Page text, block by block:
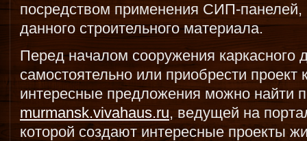
посредством применения СИП-панелей,
данного строительного материала.
Перед началом сооружения каркасного
самостоятельно или приобрести
интересные предложения можно найти
murmansk.vivahaus.ru, ведущей на
которой создают интересные проекты